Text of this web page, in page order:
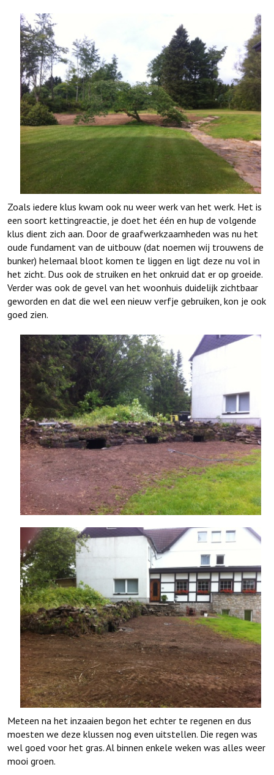
Zoals iedere klus kwam ook nu weer werk van het werk. Het is
een soort kettingreactie, je doet het één en hup de volgende
klus dient zich aan. Door de graafwerkzaamheden was nu het
oude fundament van de uitbouw (dat noemen wij trouwens de
bunker) helemaal bloot komen te liggen en ligt deze nu vol in
het zicht. Dus ook de struiken en het onkruid dat er op groeide.
Verder was ook de gevel van het woonhuis duidelijk zichtbaar
geworden en dat die wel een nieuw verfje gebruiken, kon je ook
goed zien.
Meteen na het inzaaien begon het echter te regenen en dus
moesten we deze klussen nog even uitstellen. Die regen was
wel goed voor het gras. Al binnen enkele weken was alles weer
mooi groen.